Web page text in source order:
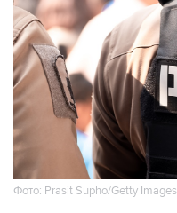
Фото: Prasit Supho/Getty Images